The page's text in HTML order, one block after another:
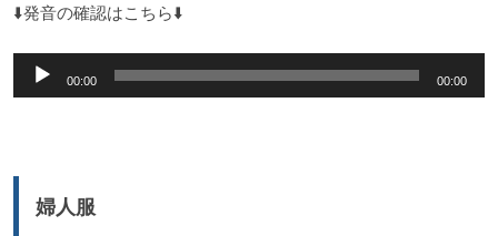
⬇️発音の確認はこちら⬇️
声
00:00 00:00
婦人服